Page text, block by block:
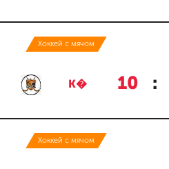
Хоккей с мячом
К� 10 :
Хоккей с мячом